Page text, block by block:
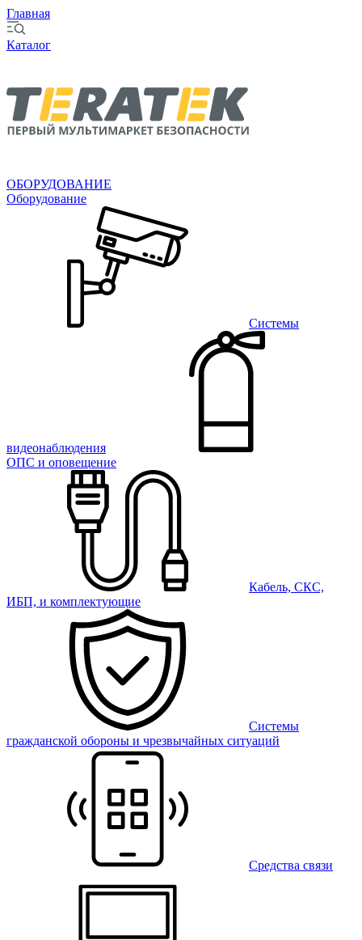
Главная
Каталог
ОБОРУДОВАНИЕ
Оборудование
Системы
видеонаблюдения
ОПС и оповещение
Кабель, СКС,
ИБП, и комплектующие
Системы
гражданской обороны и чрезвычайных ситуаций
Средства связи